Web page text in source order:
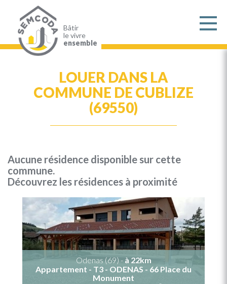
contenu
principal
Bâtir
le vivre
ensemble
LOUER DANS LA
COMMUNE DE CUBLIZE
(69550)
Aucune résidence disponible sur cette
commune.
Découvrez les résidences à proximité
Odenas (69) - à 22km
Appartement - T3 - ODENAS - 66 Place du
Monument